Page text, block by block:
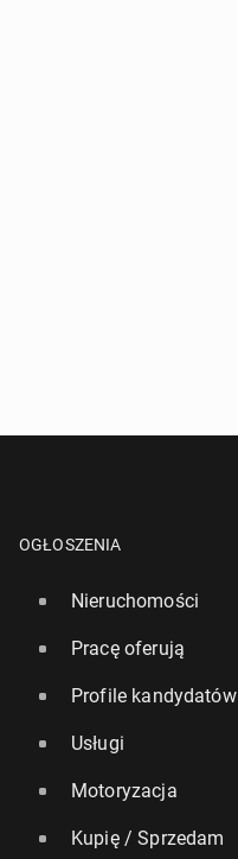
OGŁOSZENIA
Nieruchomości
Pracę oferują
Profile kandydatów
Usługi
Motoryzacja
Kupię / Sprzedam